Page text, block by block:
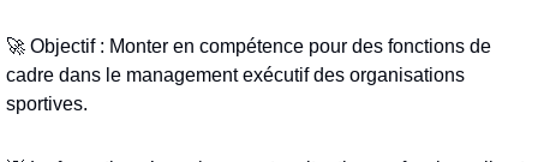
🚀 Objectif : Monter en compétence pour des fonctions de
cadre dans le management exécutif des organisations
sportives.